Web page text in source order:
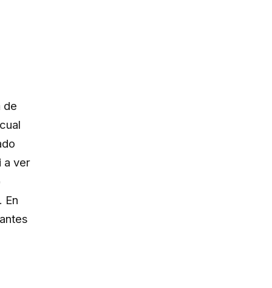
de
a ver
En